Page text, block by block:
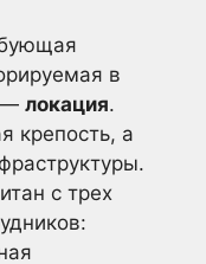
в
— локация.
крепость, а
с трех